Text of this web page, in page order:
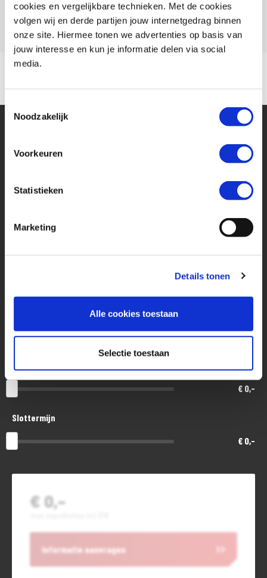
cookies en vergelijkbare technieken. Met de cookies
volgen wij en derde partijen jouw internetgedrag binnen
onze site. Hiermee tonen we advertenties op basis van
jouw interesse en kun je informatie delen via social
media.
Toestemmingsselectie
Noodzakelijk
Voorkeuren
Statistieken
Marketing
Details tonen
Alle cookies toestaan
Selectie toestaan
Model
TIGER 800
Financier deze Triumph
Eenvoudig, flexibel en verantwoord lenen. Het MotoPort Flexplan.
48
€ 0,-
Slottermijn
€ 0,-
€ 0,-
Informatie aanvragen